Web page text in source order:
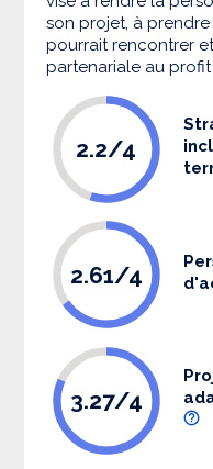
son projet, à prendre
pourrait rencontrer
partenariale au profit
2.2/4
2.61/4
3.27/4